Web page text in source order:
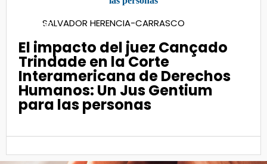
Jun 2023SALVADOR HERENCIA-CARRASCO
El impacto del juez Cançado
Trindade en la Corte
Interamericana de Derechos
Humanos: Un Jus Gentium
para las personas